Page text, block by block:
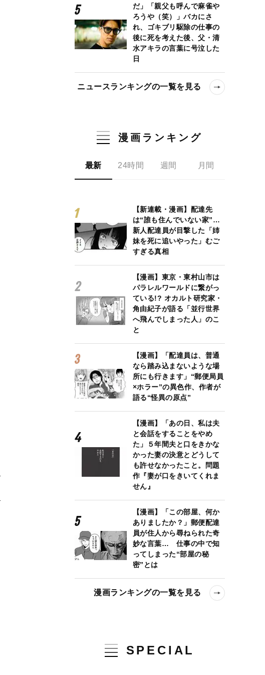
だ」「親父も呼んで麻雀や
ろうや（笑）」バカにさ
れ、ゴキブリ駆除の仕事の
後に死を考えた後、父・清
水アキラの言葉に号泣した
日
ニュースランキングの一覧を見る
漫画ランキング
最新 24時間 週間 月間
【新連載・漫画】配達先
は“誰も住んでいない家”…
新人配達員が目撃した「姉
妹を死に追いやった」むご
すぎる真相
【漫画】東京・東村山市は
パラレルワールドに繋がっ
ている!? オカルト研究家・
角由紀子が語る「並行世界
へ飛んでしまった人」のこ
と
【漫画】「配達員は、普通
なら踏み込まないような場
所にも行きます」“郵便局員
×ホラー”の異色作、作者が
語る“怪異の原点”
【漫画】「あの日、私は夫
と会話をすることをやめ
た」５年間夫と口をきかな
かった妻の決意とどうして
も許せなかったこと。問題
作『妻が口をきいてくれま
せん』
【漫画】「この部屋、何か
ありましたか？」郵便配達
員が住人から尋ねられた奇
妙な言葉… 仕事の中で知
ってしまった“部屋の秘
密”とは
漫画ランキングの一覧を見る
SPECIAL